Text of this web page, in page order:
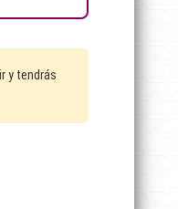
y tendrás